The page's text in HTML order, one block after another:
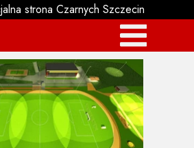
strona Czarnych Szczecin